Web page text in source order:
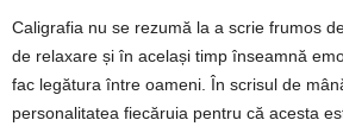
Caligrafia nu se rezumă la a scrie frumos
de relaxare și în același timp înseamnă
fac legătura între oameni. În scrisul de
personalitatea fiecăruia pentru că acesta